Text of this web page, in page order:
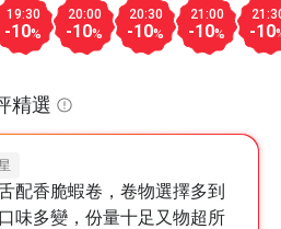
19:30
-10%
20:00
-10%
20:30
-10%
21:00
-10% -10
精選
配香脆蝦卷，卷物選擇多到
味多變，份量十足又物超所